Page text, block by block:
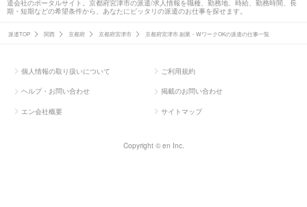
遣会社のポータルサイト。京都府宮津市の派遣/求人情報を職種、勤務地、時給、勤務時間、長
期・短期などの希望条件から、あなたにピッタリの派遣のお仕事を探せます。
派遣TOP 関西 京都府 京都府宮津市 京都府宮津市 副業・WワークOKの派遣の仕事一覧
個人情報の取り扱いについて ご利用規約
ヘルプ・お問い合わせ 掲載のお問い合わせ
エン会社概要 サイトマップ
Copyright © en Inc.